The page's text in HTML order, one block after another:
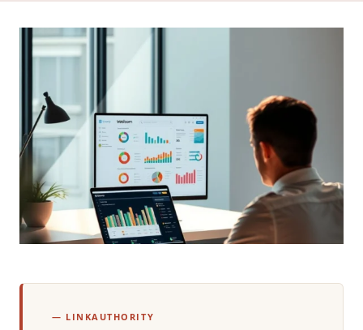
— LINKAUTHORITY